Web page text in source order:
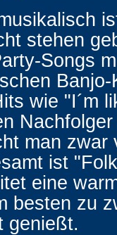
stehen
Songs
Banjo-
wie "I´m
man zwar
ist
eine
besten zu
genießt.